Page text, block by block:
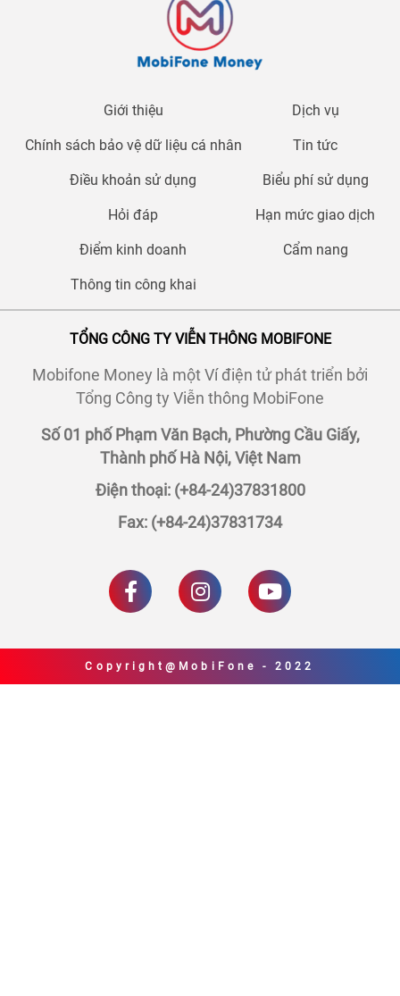
TỔNG CÔNG TY VIỄN THÔNG MOBIFONE
Mobifone Money là một Ví điện tử phát triển bởi
Tổng Công ty Viễn thông MobiFone
Số 01 phố Phạm Văn Bạch, Phường Cầu Giấy,
Thành phố Hà Nội, Việt Nam
Điện thoại: (+84-24)37831800
Fax: (+84-24)37831734
Giới thiệu Dịch vụ
Chính sách bảo vệ dữ liệu cá nhân Tin tức
Điều khoản sử dụng Biểu phí sử dụng
Hỏi đáp Hạn mức giao dịch
Điểm kinh doanh Cẩm nang
Thông tin công khai
Copyright@MobiFone - 2022